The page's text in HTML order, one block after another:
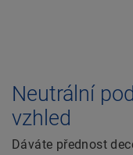
Neutrální
vzhled
Dáváte přednost